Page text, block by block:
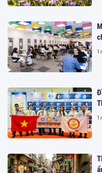
1
1